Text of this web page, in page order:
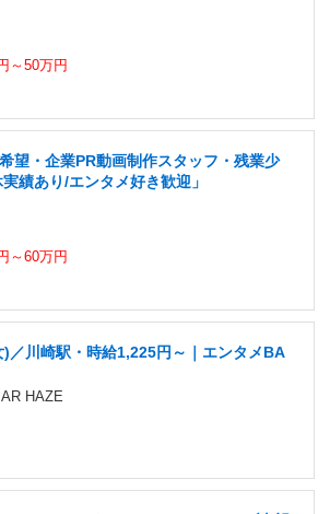
～50万円
望・企業PR動画制作スタッフ・残業少
績あり/エンタメ好き歓迎」
～60万円
／川崎駅・時給1,225円～｜エンタメBA
HAZE